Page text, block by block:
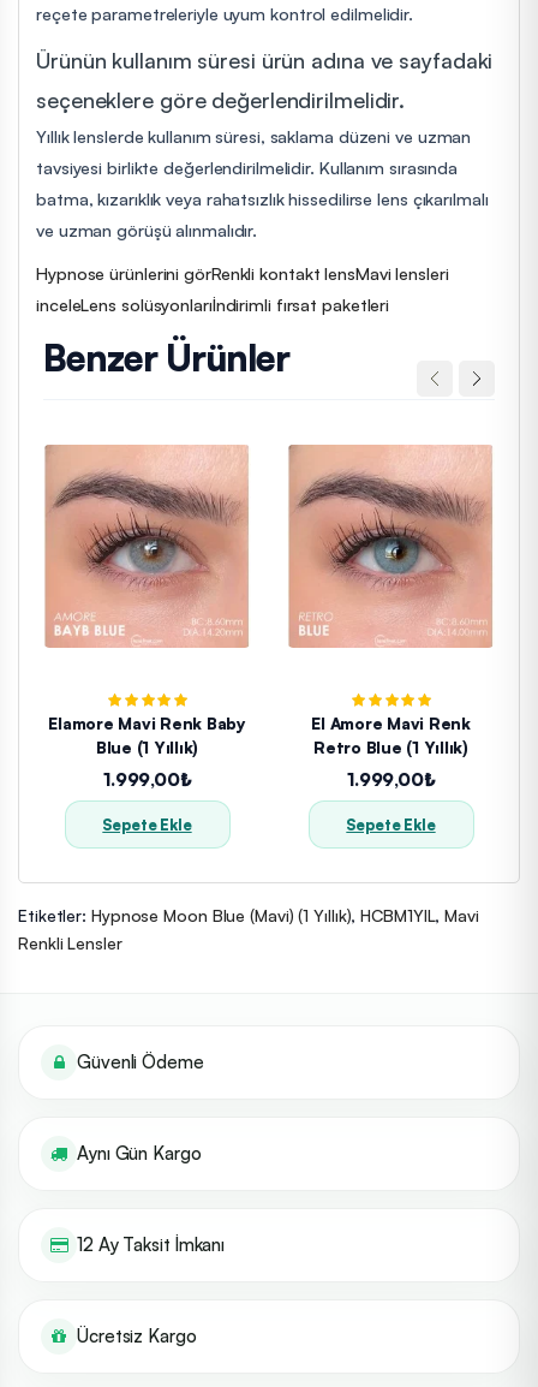
reçete parametreleriyle uyum kontrol edilmelidir.
Ürünün kullanım süresi ürün adına ve sayfadaki
seçeneklere göre değerlendirilmelidir.
Yıllık lenslerde kullanım süresi, saklama düzeni ve uzman
tavsiyesi birlikte değerlendirilmelidir. Kullanım sırasında
batma, kızarıklık veya rahatsızlık hissedilirse lens çıkarılmalı
ve uzman görüşü alınmalıdır.
Hypnose ürünlerini görRenkli kontakt lensMavi lensleri
inceleLens solüsyonlarıİndirimli fırsat paketleri
Benzer Ürünler
Elamore Mavi Renk Baby
Blue (1 Yıllık)
1.999,00₺
Sepete Ekle
El Amore Mavi Renk
Retro Blue (1 Yıllık)
1.999,00₺
Sepete Ekle
Etiketler: Hypnose Moon Blue (Mavi) (1 Yıllık),HCBM1YIL,Mavi
Renkli Lensler
Güvenli Ödeme
Aynı Gün Kargo
12 Ay Taksit İmkanı
Ücretsiz Kargo